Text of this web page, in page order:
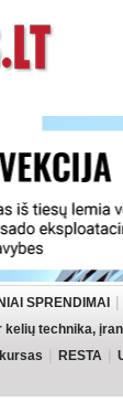
SPRENDIMAI
kelių technika,
RESTA